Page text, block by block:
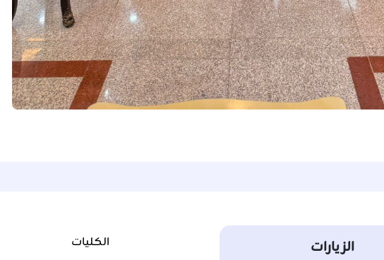
الزيارات
الكليات